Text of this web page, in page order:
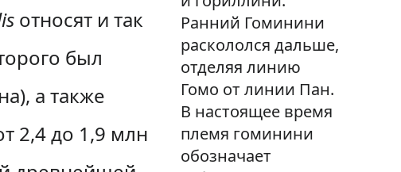
Ранний Гоминини
раскололся дальше,
отделяя линию
Гомо от линии Пан.
В настоящее время
племя гоминини
обозначает
относят и так
был
а также
2,4 до 1,9 млн